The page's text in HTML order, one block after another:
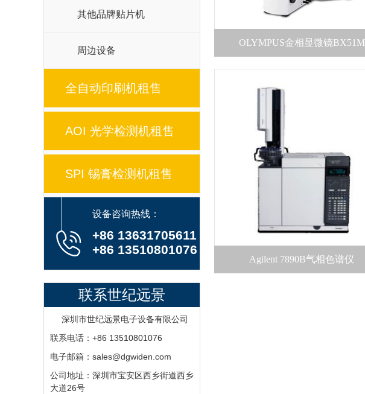
其他品牌贴片机
周边设备
全自动印刷机租售
AOI 光学检测机租售
SPI 锡膏检测机租售
设备咨询热线：
+86 13631705611
+86 13510801076
联系世纪远景
深圳市世纪远景电子设备有限公司
联系电话：+86 13510801076
电子邮箱：sales@dgwiden.com
公司地址：深圳市宝安区西乡街道西乡
大道26号
OLYMPUS金相显微镜BX51M
Agilent 7890B气相色谱仪